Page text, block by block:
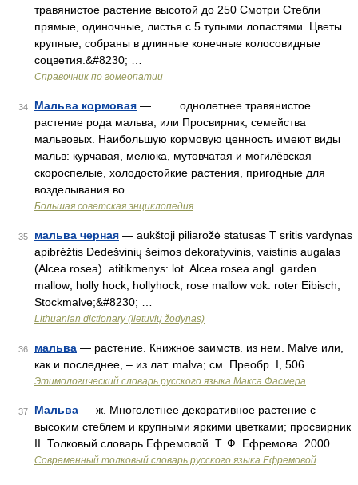
травянистое растение высотой до 250 Смотри Стебли
прямые, одиночные, листья с 5 тупыми лопастями. Цветы
крупные, собраны в длинные конечные колосовидные
соцветия.&#8230; …
Справочник по гомеопатии
34 Мальва кормовая — однолетнее травянистое
растение рода мальва, или Просвирник, семейства
мальвовых. Наибольшую кормовую ценность имеют виды
мальв: курчавая, мелюка, мутовчатая и могилёвская
скороспелые, холодостойкие растения, пригодные для
возделывания во …
Большая советская энциклопедия
35 мальва черная — aukštoji piliarožė statusas T sritis vardynas
apibrėžtis Dedešvinių šeimos dekoratyvinis, vaistinis augalas
(Alcea rosea). atitikmenys: lot. Alcea rosea angl. garden
mallow; holly hock; hollyhock; rose mallow vok. roter Eibisch;
Stockmalve;&#8230; …
Lithuanian dictionary (lietuvių žodynas)
36 мальва — растение. Книжное заимств. из нем. Маlvе или,
как и последнее, – из лат. malva; см. Преобр. I, 506 …
Этимологический словарь русского языка Макса Фасмера
37 Мальва — ж. Многолетнее декоративное растение с
высоким стеблем и крупными яркими цветками; просвирник
II. Толковый словарь Ефремовой. Т. Ф. Ефремова. 2000 …
Современный толковый словарь русского языка Ефремовой